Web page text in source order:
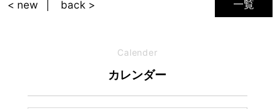
一覧
< new back >
Calender
カレンダー